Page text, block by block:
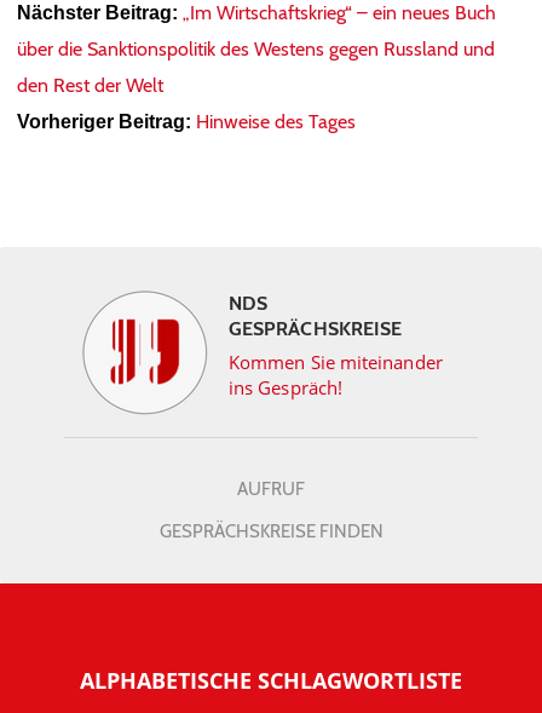
Nächster Beitrag: „Im Wirtschaftskrieg“ – ein neues Buch
über die Sanktionspolitik des Westens gegen Russland und
den Rest der Welt
Vorheriger Beitrag: Hinweise des Tages
NDS
GESPRÄCHSKREISE
Kommen Sie miteinander
ins Gespräch!
AUFRUF
GESPRÄCHSKREISE FINDEN
ALPHABETISCHE SCHLAGWORTLISTE